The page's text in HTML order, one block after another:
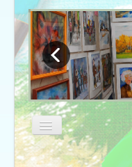
Включить/
выключить
навигацию
об